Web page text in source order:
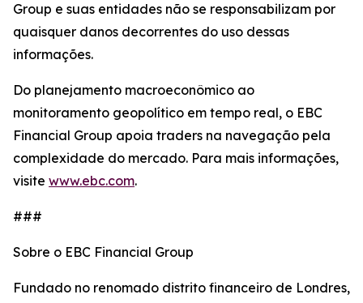
Group e suas entidades não se responsabilizam por
quaisquer danos decorrentes do uso dessas
informações.
Do planejamento macroeconômico ao
monitoramento geopolítico em tempo real, o EBC
Financial Group apoia traders na navegação pela
complexidade do mercado. Para mais informações,
visite www.ebc.com.
###
Sobre o EBC Financial Group
Fundado no renomado distrito financeiro de Londres,